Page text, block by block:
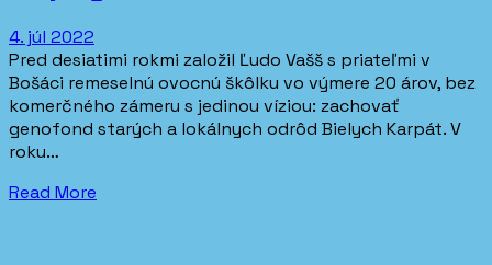
4. júl 2022
Pred desiatimi rokmi založil Ľudo Vašš s priateľmi v
Bošáci remeselnú ovocnú škôlku vo výmere 20 árov, bez
komerčného zámeru s jedinou víziou: zachovať
genofond starých a lokálnych odrôd Bielych Karpát. V
roku…
Read More